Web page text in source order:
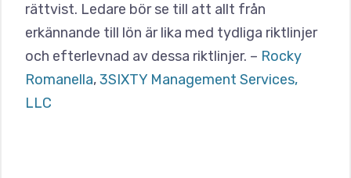
rättvist. Ledare bör se till att allt från
erkännande till lön är lika med tydliga riktlinjer
och efterlevnad av dessa riktlinjer. – Rocky
Romanella,3SIXTY Management Services,
LLC